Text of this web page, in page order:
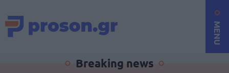
MENU
Breaking news